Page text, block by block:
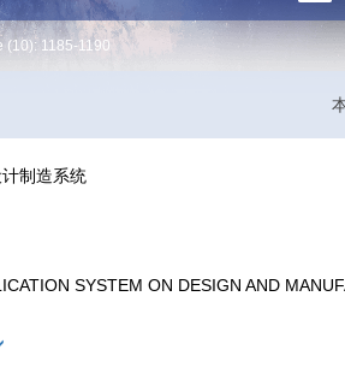
(10): 1185-1190
制造系统
SYSTEM ON DESIGN AND